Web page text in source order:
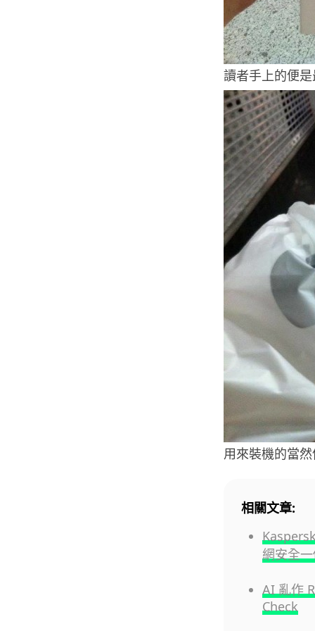
讀者手上的便
用來裝機的當
相關文章:
網安全
AI 亂作
Check